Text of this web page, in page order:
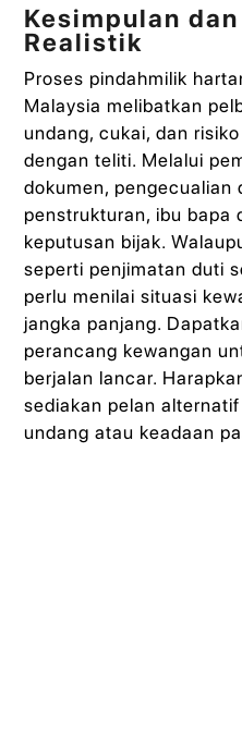
Kesimpulan
Realistik
Proses pindahmilik
Malaysia melibatkan
undang, cukai, dan
dengan teliti. Melalui
dokumen, pengecualian
penstrukturan, ibu bapa
keputusan bijak.
seperti penjimatan duti
perlu menilai situasi
jangka panjang.
perancang kewangan
berjalan lancar.
sediakan pelan
undang atau keadaan